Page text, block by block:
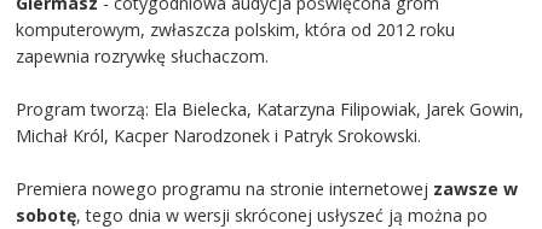
komputerowym, zwłaszcza polskim, która od 2012 roku
zapewnia rozrywkę słuchaczom.
Program tworzą: Ela Bielecka, Katarzyna Filipowiak, Jarek Gowin,
Michał Król, Kacper Narodzonek i Patryk Srokowski.
Premiera nowego programu na stronie internetowej zawsze w
sobotę, tego dnia w wersji skróconej usłyszeć ją można po